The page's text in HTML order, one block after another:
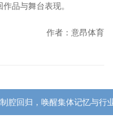
品与舞台表现。
作者：意昂体育
腔回归，唤醒集体记忆与行